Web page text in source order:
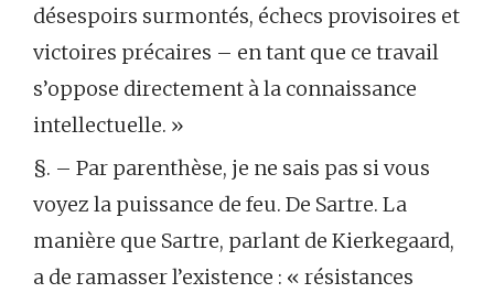
désespoirs surmontés, échecs provisoires et
victoires précaires – en tant que ce travail
s’oppose directement à la connaissance
intellectuelle. »
§. – Par parenthèse, je ne sais pas si vous
voyez la puissance de feu. De Sartre. La
manière que Sartre, parlant de Kierkegaard,
a de ramasser l’existence : « résistances